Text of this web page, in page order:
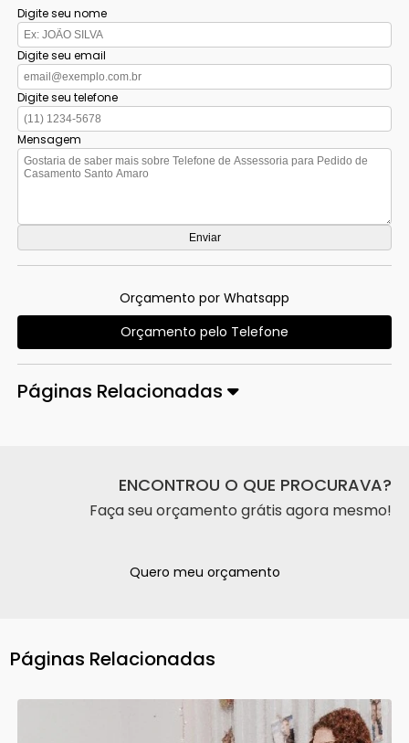
Digite seu nome
Digite seu email
Digite seu telefone
Mensagem
Orçamento por Whatsapp
Orçamento pelo Telefone
Páginas Relacionadas
ENCONTROU O QUE PROCURAVA?
Faça seu orçamento grátis agora mesmo!
Quero meu orçamento
Páginas Relacionadas